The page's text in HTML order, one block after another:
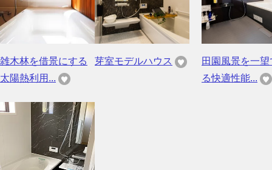
雑木林を借景にする
太陽熱利用...
芽室モデルハウス
田園風景を一望
る快適性能...